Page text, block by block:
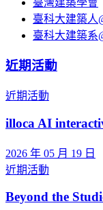
臺科大建築人
臺科大建築系
近期活動
近期活動
illoca AI
2026 年 05 月 19 日
近期活動
Beyond the